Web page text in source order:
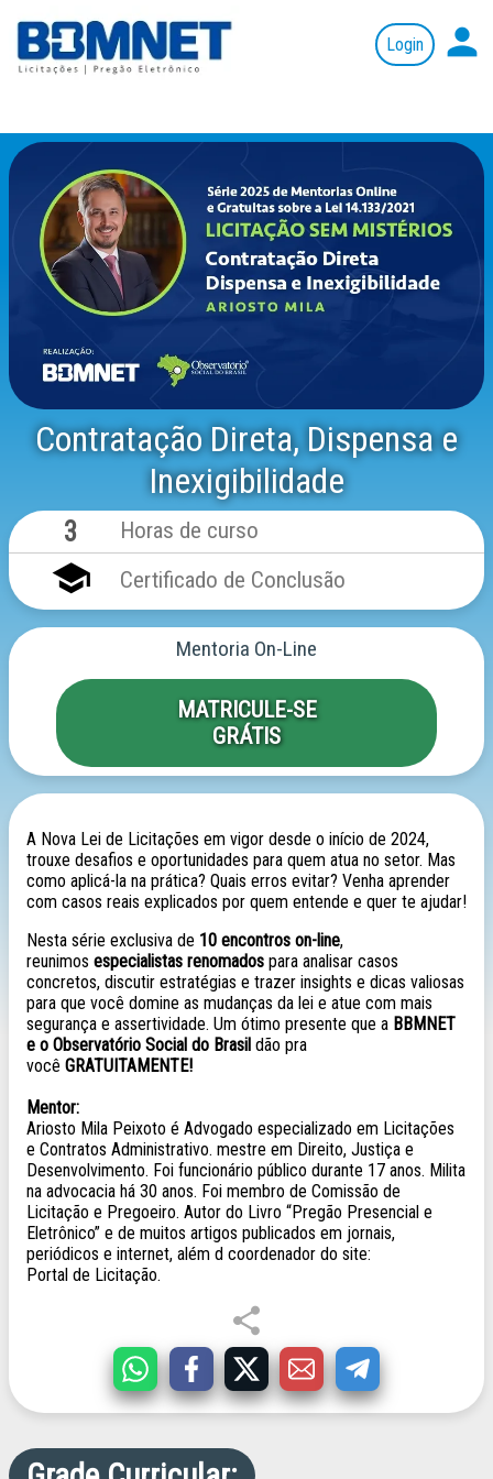
person
A Nova Lei de Licitações em vigor desde o início de 2024,
trouxe desafios e oportunidades para quem atua no setor. Mas
como aplicá-la na prática? Quais erros evitar? Venha aprender
com casos reais explicados por quem entende e quer te ajudar!
Nesta série exclusiva de 10 encontros on-line,
reunimos especialistas renomados para analisar casos
concretos, discutir estratégias e trazer insights e dicas valiosas
para que você domine as mudanças da lei e atue com mais
segurança e assertividade. Um ótimo presente que a BBMNET
e o Observatório Social do Brasil dão pra
você GRATUITAMENTE!
Mentor:
Ariosto Mila Peixoto é Advogado especializado em Licitações
e Contratos Administrativo. mestre em Direito, Justiça e
Desenvolvimento. Foi funcionário público durante 17 anos. Milita
na advocacia há 30 anos. Foi membro de Comissão de
Licitação e Pregoeiro. Autor do Livro “Pregão Presencial e
Eletrônico” e de muitos artigos publicados em jornais,
periódicos e internet, além d coordenador do site:
Portal de Licitação.
Contratação Direta, Dispensa e
Inexigibilidade
3 Horas de curso
school Certificado de Conclusão
Mentoria On-Line
MATRICULE-SE
GRÁTIS